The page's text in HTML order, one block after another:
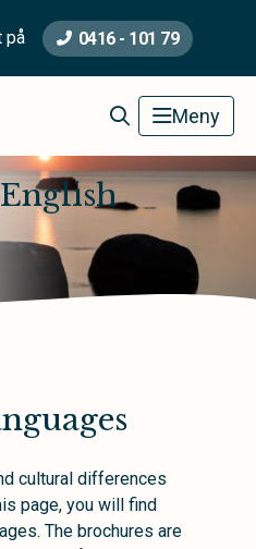
på 0416 - 101 79
Meny
cultural differences
page, you will find
The brochures are